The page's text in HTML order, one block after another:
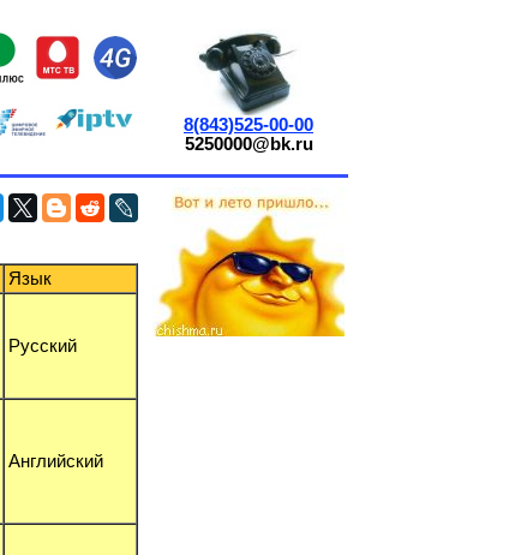
8(843)525-00-00
5250000@bk.ru
Язык
Русский
Английский